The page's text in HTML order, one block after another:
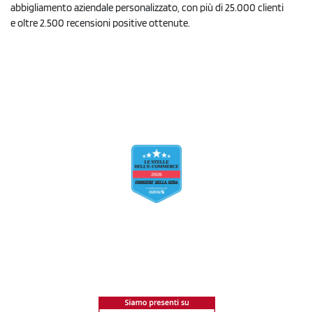
abbigliamento aziendale personalizzato, con più di 25.000 clienti
e oltre 2.500 recensioni positive ottenute.